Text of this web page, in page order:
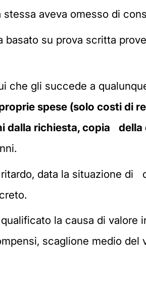
aveva omesso di
su prova scritta
che gli succede a
spese (solo costi di
dalla richiesta, copia
data la situazione di
la causa di
scaglione medio del